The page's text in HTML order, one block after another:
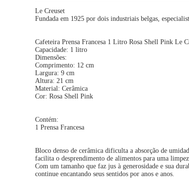
Le Creuset
Fundada em 1925 por dois industriais belgas,
Cafeteira Prensa Francesa 1 Litro Rosa Shell Pink Le
Capacidade: 1 litro
Dimensões:
Comprimento: 12 cm
Largura: 9 cm
Altura: 21 cm
Material: Cerâmica
Cor: Rosa Shell Pink
Contém:
1 Prensa Francesa
Bloco denso de cerâmica dificulta a absorção de
facilita o desprendimento de alimentos para uma
Com um tamanho que faz jus à generosidade e sua
continue encantando seus sentidos por anos e anos.